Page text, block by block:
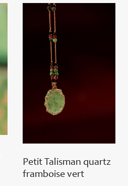
Petit Talisman quartz
framboise vert